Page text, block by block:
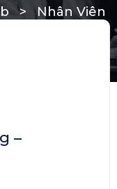
>
Nhân Viên
–